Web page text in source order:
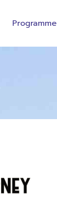
Programme